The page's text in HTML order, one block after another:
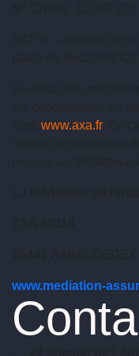
www.axa.fr. En
www.mediation-